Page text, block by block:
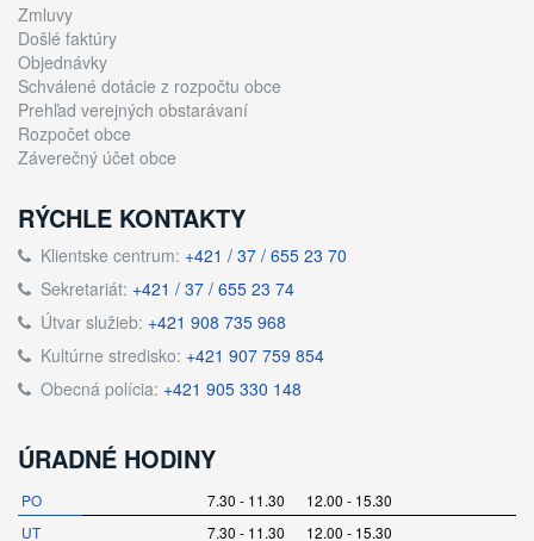
Zmluvy
Došlé faktúry
Objednávky
Schválené dotácie z rozpočtu obce
Prehľad verejných obstarávaní
Rozpočet obce
Záverečný účet obce
RÝCHLE KONTAKTY
Klientske centrum: +421 / 37 / 655 23 70
Sekretariát: +421 / 37 / 655 23 74
Útvar služieb: +421 908 735 968
Kultúrne stredisko: +421 907 759 854
Obecná polícia: +421 905 330 148
ÚRADNÉ HODINY
PO
7.30 - 11.30 12.00 - 15.30
UT
7.30 - 11.30 12.00 - 15.30